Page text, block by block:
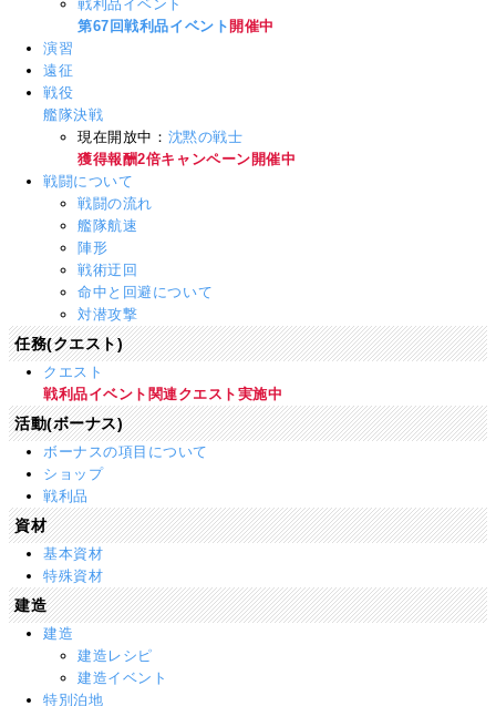
戦利品イベント
第67回戦利品イベント 開催中
演習
遠征
戦役
艦隊決戦
現在開放中： 沈黙の戦士
獲得報酬2倍キャンペーン開催中
戦闘について
戦闘の流れ
艦隊航速
陣形
戦術迂回
命中と回避について
対潜攻撃
任務(クエスト)
クエスト
戦利品イベント関連クエスト実施中
活動(ボーナス)
ボーナスの項目について
ショップ
戦利品
資材
基本資材
特殊資材
建造
建造
建造レシピ
建造イベント
特別泊地